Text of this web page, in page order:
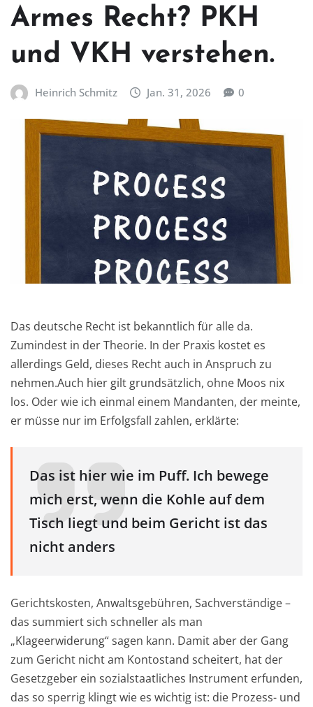
Armes Recht? PKH
und VKH verstehen.
Heinrich Schmitz Jan. 31, 2026 0
Das deutsche Recht ist bekanntlich für alle da.
Zumindest in der Theorie. In der Praxis kostet es
allerdings Geld, dieses Recht auch in Anspruch zu
nehmen.Auch hier gilt grundsätzlich, ohne Moos nix
los. Oder wie ich einmal einem Mandanten, der meinte,
er müsse nur im Erfolgsfall zahlen, erklärte:
Das ist hier wie im Puff. Ich bewege
mich erst, wenn die Kohle auf dem
Tisch liegt und beim Gericht ist das
nicht anders
Gerichtskosten, Anwaltsgebühren, Sachverständige –
das summiert sich schneller als man
„Klageerwiderung“ sagen kann. Damit aber der Gang
zum Gericht nicht am Kontostand scheitert, hat der
Gesetzgeber ein sozialstaatliches Instrument erfunden,
das so sperrig klingt wie es wichtig ist: die Prozess- und